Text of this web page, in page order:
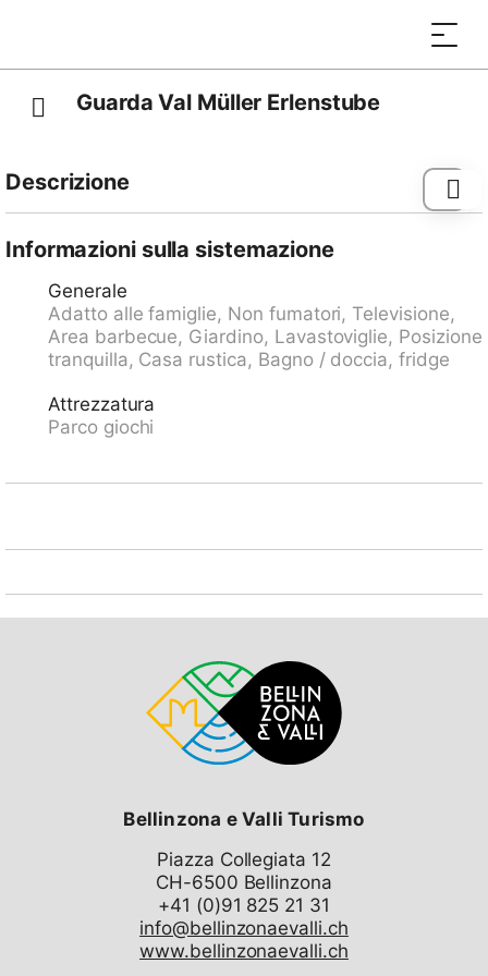
Guarda Val Müller Erlenstube
Descrizione
km, stazione ferroviaria "Tiefencastel" 1.8 km, porto
Informazioni sulla sistemazione
Generale
Adatto alle famiglie, Non fumatori, Televisione,
Area barbecue, Giardino, Lavastoviglie, Posizione
tranquilla, Casa rustica, Bagno / doccia, fridge
Attrezzatura
Parco giochi
Bellinzona e Valli Turismo
Piazza Collegiata 12
CH-6500 Bellinzona
info@bellinzonaevalli.ch
www.bellinzonaevalli.ch